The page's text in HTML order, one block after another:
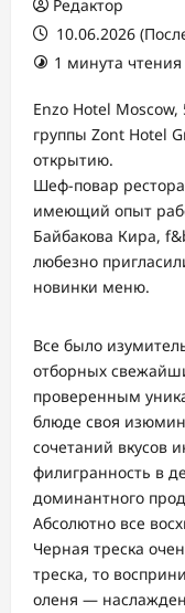
Редактор
10.06.2026
1 минута чтения
Enzo Hotel
группы Zont Hotel
открытию.
Шеф-повар
имеющий опыт
Байбакова Кира,
любезно
новинки меню.
Все было
отборных
проверенным
блюде своя
сочетаний вкусов
филигранность в
доминантного
Абсолютно все
Черная треска
треска, то
оленя —